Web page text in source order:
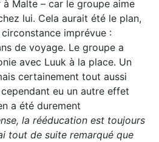
à Malte – car le groupe aime
lui. Cela aurait été le plan,
imprévue :
de voyage. Le groupe a
avec Luuk à la place. Un
certainement tout aussi
eu un autre effet
a été durement
la rééducation est toujours
tout de suite remarqué que